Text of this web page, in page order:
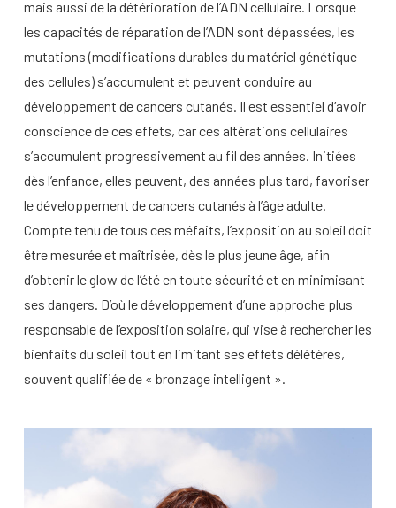
mais aussi de la détérioration de l’ADN cellulaire. Lorsque
les capacités de réparation de l’ADN sont dépassées, les
mutations (modifications durables du matériel génétique
des cellules) s’accumulent et peuvent conduire au
développement de cancers cutanés. Il est essentiel d’avoir
conscience de ces effets, car ces altérations cellulaires
s’accumulent progressivement au fil des années. Initiées
dès l’enfance, elles peuvent, des années plus tard, favoriser
le développement de cancers cutanés à l’âge adulte.
Compte tenu de tous ces méfaits, l’exposition au soleil doit
être mesurée et maîtrisée, dès le plus jeune âge, afin
d’obtenir le glow de l’été en toute sécurité et en minimisant
ses dangers. D’où le développement d’une approche plus
responsable de l’exposition solaire, qui vise à rechercher les
bienfaits du soleil tout en limitant ses effets délétères,
souvent qualifiée de « bronzage intelligent ».